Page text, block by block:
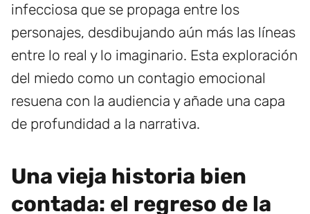
infecciosa que se propaga entre los
personajes, desdibujando aún más las líneas
entre lo real y lo imaginario. Esta exploración
del miedo como un contagio emocional
resuena con la audiencia y añade una capa
de profundidad a la narrativa.
Una vieja historia bien
contada: el regreso de la